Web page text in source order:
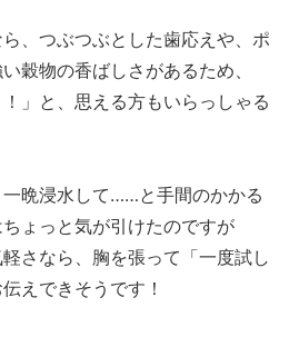
、つぶつぶとした歯応えや、ポ
穀物の香ばしさがあるため、
！」と、思える方もいらっしゃる
晩浸水して……と手間のかかる
ょっと気が引けたのですが
軽さなら、胸を張って「一度試し
えできそうです！